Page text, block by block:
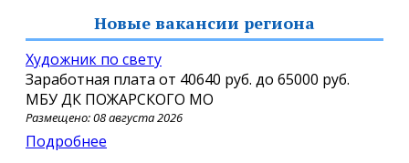
Новые вакансии региона
Художник по свету
Заработная плата от 40640 руб. до 65000 руб.
МБУ ДК ПОЖАРСКОГО МО
Размещено: 08 августа 2026
Подробнее